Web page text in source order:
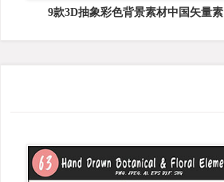
9款3D抽象彩色背景素材中国矢量素